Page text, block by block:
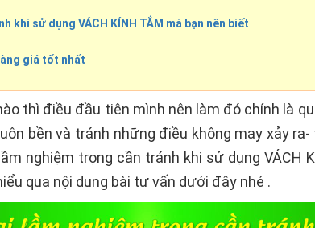
khi sử dụng VÁCH KÍNH TẮM mà bạn nên biết
giá tốt nhất
thì điều đầu tiên mình nên làm đó chính là
bền và tránh những điều không may xảy ra-
nghiệm trọng cần tránh khi sử dụng VÁCH
qua nội dung bài tư vấn dưới đây nhé .